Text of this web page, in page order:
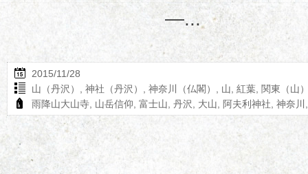
―...
2015/11/28
山（丹沢）
神社（丹沢） 神奈川（仏閣） 山 紅葉 関東（山
雨降山大山寺 山岳信仰 富士山 丹沢 大山 阿夫利神社 神奈川